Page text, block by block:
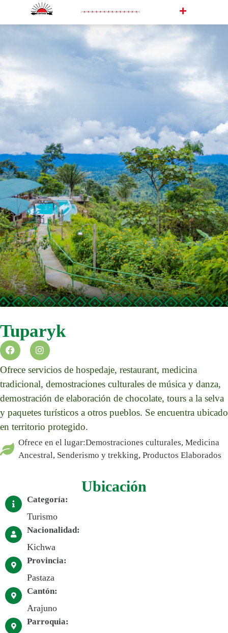
Tuparyk
Ofrece servicios de hospedaje, restaurant, medicina
tradicional, demostraciones culturales de música y danza,
demostración de elaboración de chocolate, tours a la selva
y paquetes turísticos a otros pueblos. Se encuentra ubicado
en territorio protegido.
Ofrece en el lugar:Demostraciones culturales, Medicina
Ancestral, Senderismo y trekking, Productos Elaborados
Ubicación
Categoría:
Turismo
Nacionalidad:
Kichwa
Provincia:
Pastaza
Cantón:
Arajuno
Parroquia: